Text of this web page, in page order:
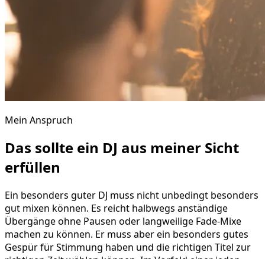
Mein Anspruch
Das sollte ein DJ aus meiner Sicht
erfüllen
Ein besonders guter DJ muss nicht unbedingt besonders
gut mixen können. Es reicht halbwegs anständige
Übergänge ohne Pausen oder langweilige Fade-Mixe
machen zu können. Er muss aber ein besonders gutes
Gespür für Stimmung haben und die richtigen Titel zur